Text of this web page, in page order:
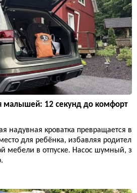
малышей: 12 секунд до комфорт
надувная кроватка превращается в
для ребёнка, избавляя родител
мебели в отпуске. Насос шумный, з